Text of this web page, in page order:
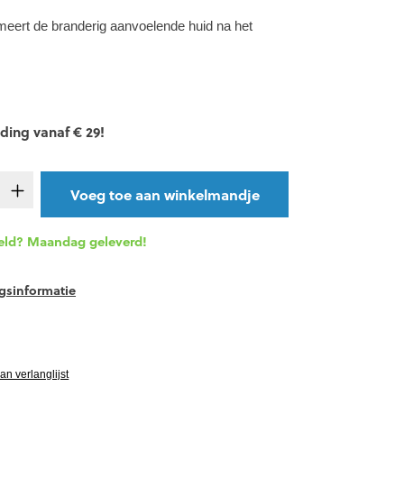
de branderig aanvoelende huid na het
vanaf € 29!
Voeg toe aan winkelmandje
Maandag geleverd!
verlanglijst